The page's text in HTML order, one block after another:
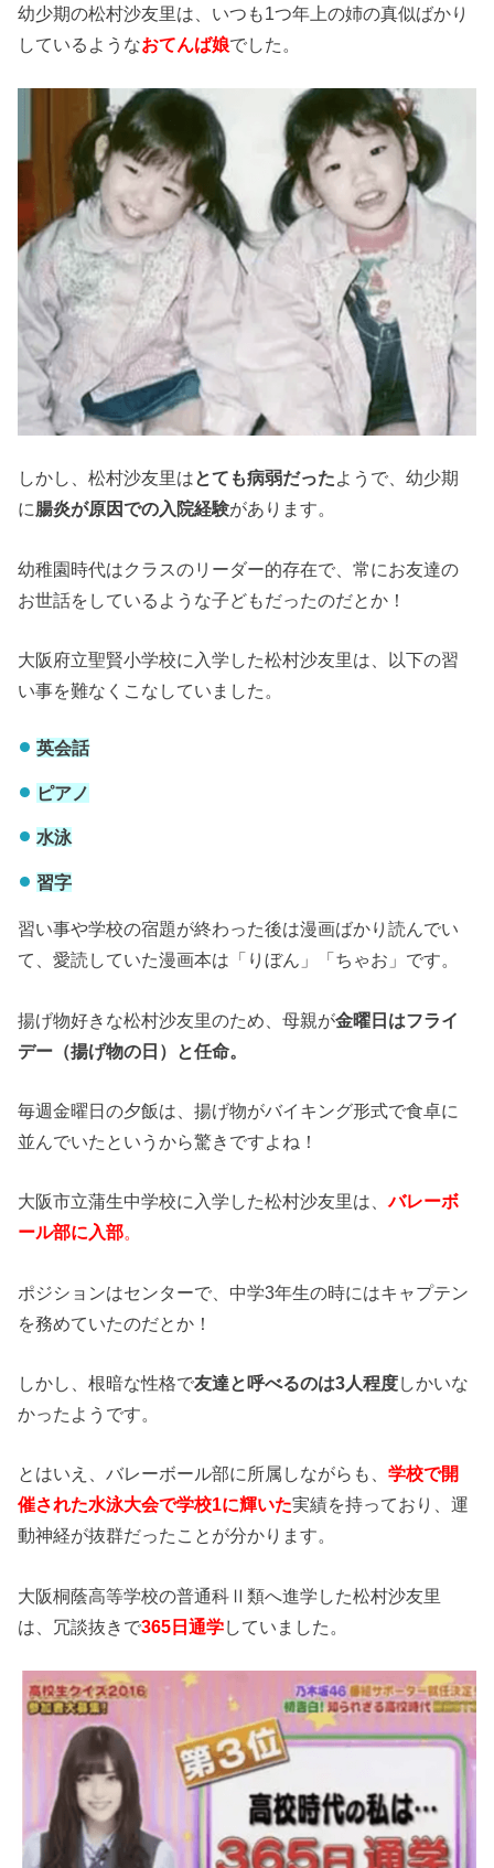
幼少期の松村沙友里は、いつも1つ年上の姉の真似ばかり
しているようなおてんば娘でした。
しかし、松村沙友里はとても病弱だったようで、幼少期
に腸炎が原因での入院経験があります。
幼稚園時代はクラスのリーダー的存在で、常にお友達の
お世話をしているような子どもだったのだとか！
大阪府立聖賢小学校に入学した松村沙友里は、以下の習
い事を難なくこなしていました。
英会話
ピアノ
水泳
習字
習い事や学校の宿題が終わった後は漫画ばかり読んでい
て、愛読していた漫画本は「りぼん」「ちゃお」です。
揚げ物好きな松村沙友里のため、母親が金曜日はフライ
デー（揚げ物の日）と任命。
毎週金曜日の夕飯は、揚げ物がバイキング形式で食卓に
並んでいたというから驚きですよね！
大阪市立蒲生中学校に入学した松村沙友里は、バレーボ
ール部に入部。
ポジションはセンターで、中学3年生の時にはキャプテン
を務めていたのだとか！
しかし、根暗な性格で友達と呼べるのは3人程度しかいな
かったようです。
とはいえ、バレーボール部に所属しながらも、学校で開
催された水泳大会で学校1に輝いた実績を持っており、運
動神経が抜群だったことが分かります。
大阪桐蔭高等学校の普通科Ⅱ類へ進学した松村沙友里
は、冗談抜きで365日通学していました。